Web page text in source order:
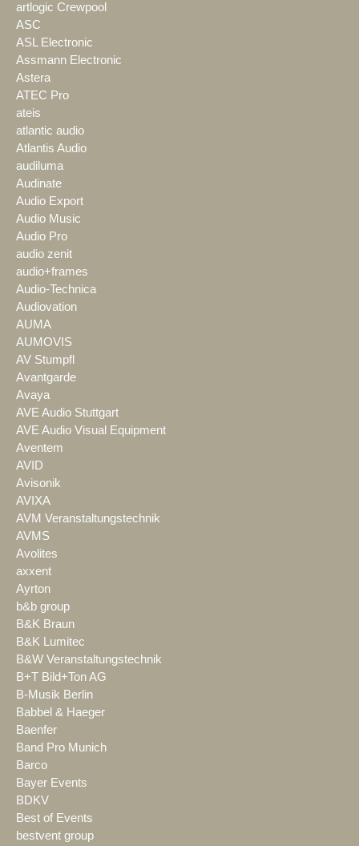
artlogic Crewpool
ASC
ASL Electronic
Assmann Electronic
Astera
ATEC Pro
ateis
atlantic audio
Atlantis Audio
audiluma
Audinate
Audio Export
Audio Music
Audio Pro
audio zenit
audio+frames
Audio-Technica
Audiovation
AUMA
AUMOVIS
AV Stumpfl
Avantgarde
Avaya
AVE Audio Stuttgart
AVE Audio Visual Equipment
Aventem
AVID
Avisonik
AVIXA
AVM Veranstaltungstechnik
AVMS
Avolites
axxent
Ayrton
b&b group
B&K Braun
B&K Lumitec
B&W Veranstaltungstechnik
B+T Bild+Ton AG
B-Musik Berlin
Babbel & Haeger
Baenfer
Band Pro Munich
Barco
Bayer Events
BDKV
Best of Events
bestvent group